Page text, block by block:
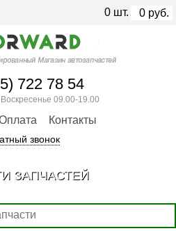
722 78 54
09.00-19.00
Контакты
звонок
0 шт. 0 руб.
ЗАПЧАСТЕЙ